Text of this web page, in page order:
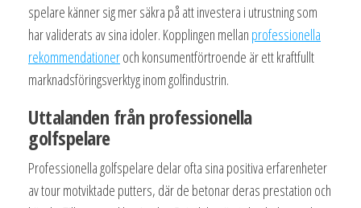
spelare känner sig mer säkra på att investera i utrustning som
har validerats av sina idoler. Kopplingen mellan professionella
rekommendationeroch konsumentförtroende är ett kraftfullt
marknadsföringsverktyg inom golfindustrin.
Uttalanden från professionella
golfspelare
Professionella golfspelare delar ofta sina positiva erfarenheter
av tour motviktade putters, där de betonar deras prestation och